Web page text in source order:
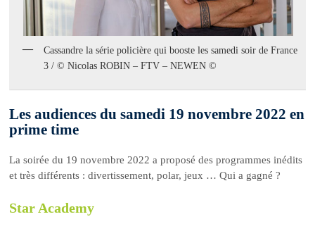
Cassandre la série policière qui booste les samedi soir de France
3 / © Nicolas ROBIN – FTV – NEWEN ©
Les audiences du samedi 19 novembre 2022 en
prime time
La soirée du 19 novembre 2022 a proposé des programmes inédits
et très différents : divertissement, polar, jeux … Qui a gagné ?
Star Academy